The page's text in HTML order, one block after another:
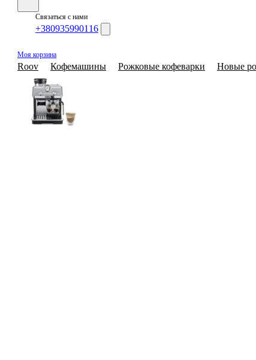
Связаться с нами
+380935990116
Моя корзина
Roov Кофемашины Рожковые кофеварки Новые